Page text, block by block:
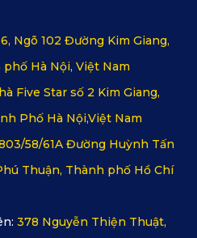
Benz GLC 2023
PU cao cấp nếu bạn ưu tiên vẻ
hoặc chọn da PVC cao cấp
và khả năng chịu nước.
hợp với màu nội thất xe để tạo
Ngõ 102 Đường Kim Giang,
Hà Nội, Việt Nam
Five Star số 2 Kim Giang,
Phố Hà Nội,Việt Nam
58/61A Đường Huỳnh Tấn
Thuận, Thành phố Hồ Chí
378 Nguyễn Thiện Thuật,